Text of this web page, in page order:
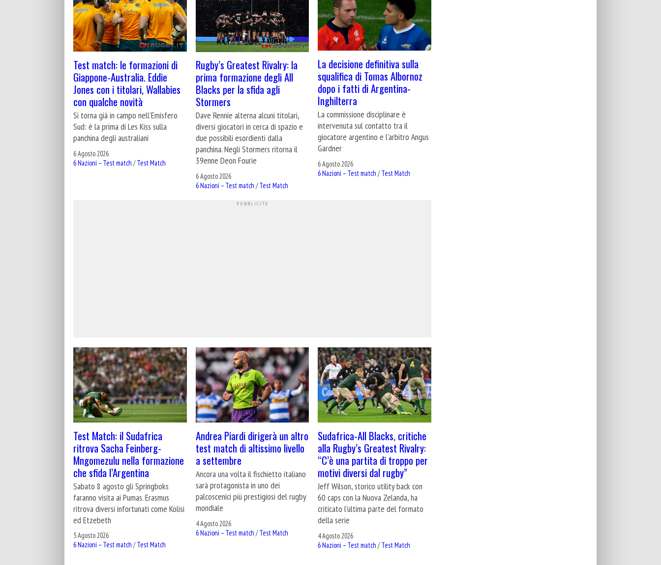
Test match: le formazioni di
Giappone-Australia. Eddie
Jones con i titolari, Wallabies
con qualche novità
Si torna già in campo nell'Emisfero
Sud: è la prima di Les Kiss sulla
panchina degli australiani
6 Agosto 2026
6 Nazioni – Test match /Test Match
Rugby’s Greatest Rivalry: la
prima formazione degli All
Blacks per la sfida agli
Stormers
Dave Rennie alterna alcuni titolari,
diversi giocatori in cerca di spazio e
due possibili esordienti dalla
panchina. Negli Stormers ritorna il
39enne Deon Fourie
6 Agosto 2026
6 Nazioni – Test match /Test Match
La decisione definitiva sulla
squalifica di Tomas Albornoz
dopo i fatti di Argentina-
Inghilterra
La commissione disciplinare è
intervenuta sul contatto tra il
giocatore argentino e l'arbitro Angus
Gardner
6 Agosto 2026
6 Nazioni – Test match /Test Match
Test Match: il Sudafrica
ritrova Sacha Feinberg-
Mngomezulu nella formazione
che sfida l’Argentina
Sabato 8 agosto gli Springboks
faranno visita ai Pumas. Erasmus
ritrova diversi infortunati come Kolisi
ed Etzebeth
5 Agosto 2026
6 Nazioni – Test match /Test Match
Andrea Piardi dirigerà un altro
test match di altissimo livello
a settembre
Ancora una volta il fischietto italiano
sarà protagonista in uno dei
palcoscenici più prestigiosi del rugby
mondiale
4 Agosto 2026
6 Nazioni – Test match /Test Match
Sudafrica-All Blacks, critiche
alla Rugby’s Greatest Rivalry:
“C’è una partita di troppo per
motivi diversi dal rugby”
Jeff Wilson, storico utility back con
60 caps con la Nuova Zelanda, ha
criticato l'ultima parte del formato
della serie
4 Agosto 2026
6 Nazioni – Test match /Test Match